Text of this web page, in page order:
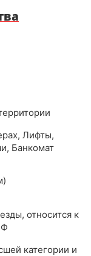
Лифты,
Банкомат
относится к
категории и